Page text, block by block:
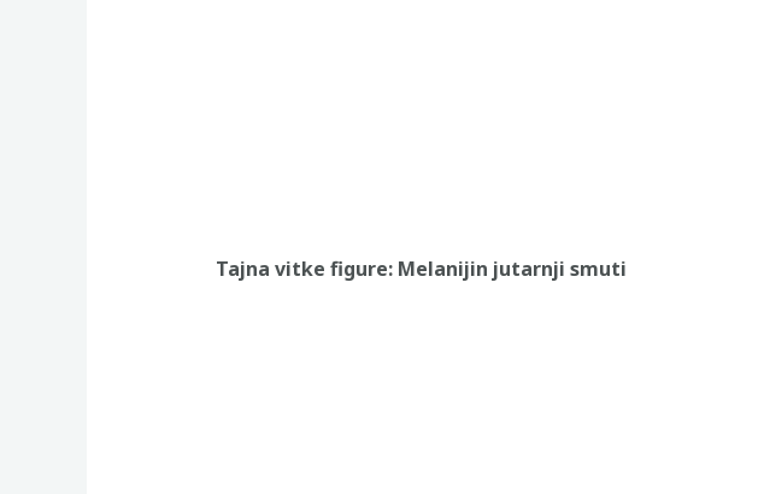
Tajna vitke figure: Melanijin jutarnji smuti